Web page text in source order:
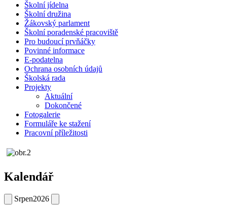
Školní jídelna
Školní družina
Žákovský parlament
Školní poradenské pracoviště
Pro budoucí prvňáčky
Povinné informace
E-podatelna
Ochrana osobních údajů
Školská rada
Projekty
Aktuální
Dokončené
Fotogalerie
Formuláře ke stažení
Pracovní příležitosti
Kalendář
Srpen2026